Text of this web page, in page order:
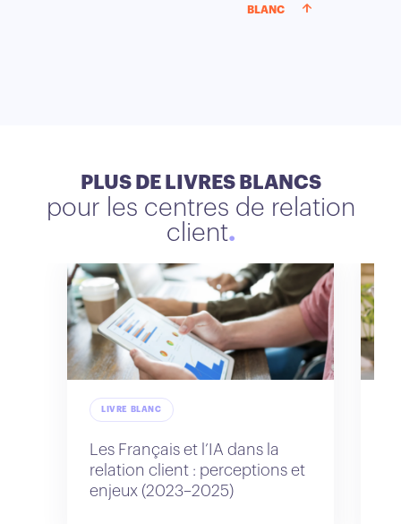
BLANC
PLUS DE LIVRES BLANCS
pour les centres de relation
client
LIVRE BLANC
Les Français et l’IA dans la
relation client : perceptions et
enjeux (2023–2025)